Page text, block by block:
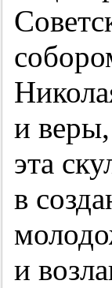
и веры,
эта
в
и